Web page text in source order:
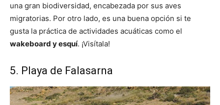
una gran biodiversidad, encabezada por sus aves
migratorias. Por otro lado, es una buena opción si te
gusta la práctica de actividades acuáticas como el
wakeboard y esquí. ¡Visítala!
5. Playa de Falasarna